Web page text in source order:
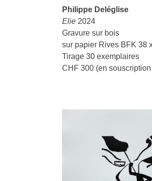
Philippe Deléglise
Elie 2024
Gravure sur bois
sur papier Rives BFK 38
Tirage 30 exemplaires
CHF 300 (en